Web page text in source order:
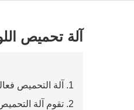
آلة تحميص
1. آلة التحميص فعالة، موفرة للطاقة وصديقة للبيئة.
2. تقوم آلة التحميص الكهرومغناطيسي بتحريك المكسرات تلقائيًا دون تدخل يدوي.